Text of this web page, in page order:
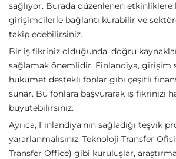
sağlıyor. Burada düzenlenen etkinliklere
girişimcilerle bağlantı kurabilir ve
takip edebilirsiniz.
Bir iş fikriniz olduğunda, doğru
sağlamak önemlidir. Finlandiya, girişim
hükümet destekli fonlar gibi çeşitli
sunar. Bu fonlara başvurarak iş fikrinizi
büyütebilirsiniz.
Ayrıca, Finlandiya'nın sağladığı teşvik
yararlanmalısınız. Teknoloji Transfer
Transfer Office) gibi kuruluşlar,